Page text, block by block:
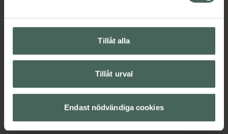
Tillåt alla
Tillåt urval
Endast nödvändiga cookies